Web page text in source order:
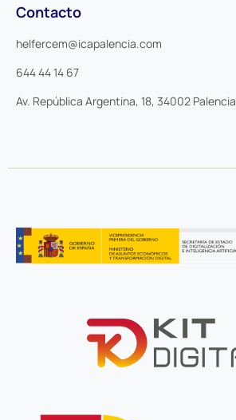
Contacto
helfercem@icapalencia.com
644 44 14 67
Av. República Argentina, 18, 34002 Palencia